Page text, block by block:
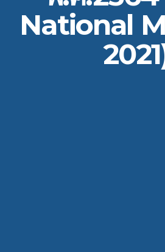
National